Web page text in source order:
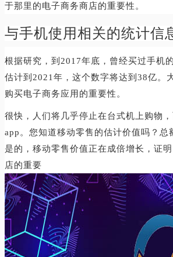
于那里的电子商务商店的重要性。
与手机使用相关的统计信
根据研究，到2017年底，曾经买过手机
估计到2021年，这个数字将达到38亿。
购买电子商务应用的重要性。
很快，人们将几乎停止在台式机上购物
app。您知道移动零售的估计价值吗？总
是的，移动零售价值正在成倍增长，证
店的重要